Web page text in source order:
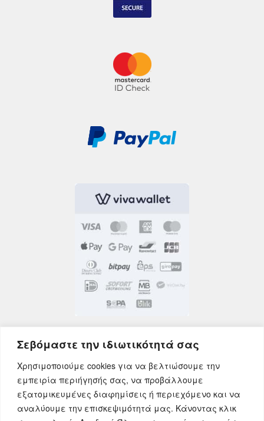
Σεβόμαστε την ιδιωτικότητά σας
Χρησιμοποιούμε cookies για να βελτιώσουμε την
εμπειρία περιήγησής σας, να προβάλλουμε
εξατομικευμένες διαφημίσεις ή περιεχόμενο και να
αναλύουμε την επισκεψιμότητά μας. Κάνοντας κλικ